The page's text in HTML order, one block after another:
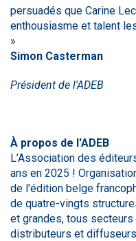
persuadés que Carine
enthousiasme et talent
»
Simon Casterman
Président de l'ADEB
À propos de l'ADEB
L’Association des
ans en 2025 !
de l'édition belge
de quatre-vingts
et grandes, tous
distributeurs et